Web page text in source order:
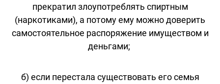
прекратил злоупотреблять спиртным
(наркотиками), а потому ему можно доверить
самостоятельное распоряжение имуществом и
деньгами;
б) если перестала существовать его семья